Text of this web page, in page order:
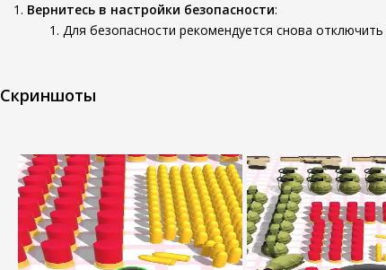
Вернитесь в настройки безопасности:
Для безопасности рекомендуется снова
Скриншоты